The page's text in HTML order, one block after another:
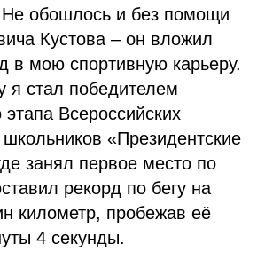
Не обошлось и без помощи
Кустова – он вложил
в мою спортивную карьеру.
я стал победителем
этапа Всероссийских
«Президентские
занял первое место по
рекорд по бегу на
километр, пробежав её
4 секунды.